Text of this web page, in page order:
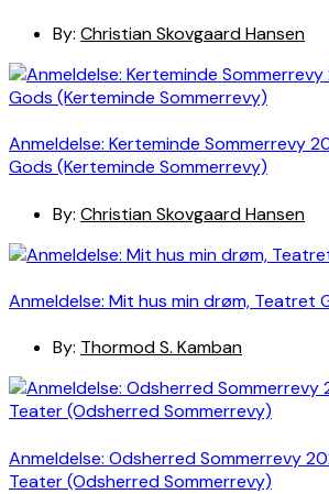
By: Christian Skovgaard Hansen
Anmeldelse: Kerteminde Sommerrevy
Gods (Kerteminde Sommerrevy)
By: Christian Skovgaard Hansen
Anmeldelse: Mit hus min drøm, Teatret
By: Thormod S. Kamban
Anmeldelse: Odsherred Sommerrevy
Teater (Odsherred Sommerrevy)